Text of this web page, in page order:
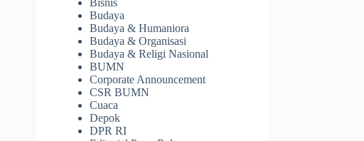
Bisnis
Budaya
Budaya & Humaniora
Budaya & Organisasi
Budaya & Religi Nasional
BUMN
Corporate Announcement
CSR BUMN
Cuaca
Depok
DPR RI